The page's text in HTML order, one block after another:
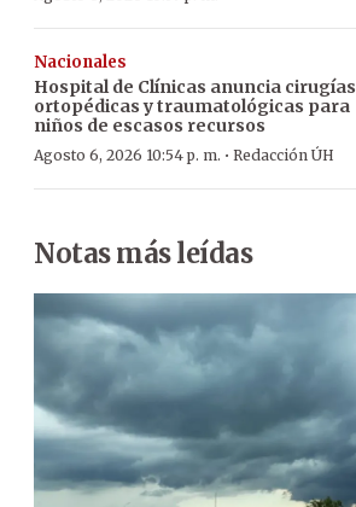
Nacionales
Hospital de Clínicas anuncia cirugías
ortopédicas y traumatológicas para
niños de escasos recursos
Agosto 6, 2026 10:54 p. m. · Redacción ÚH
Notas más leídas